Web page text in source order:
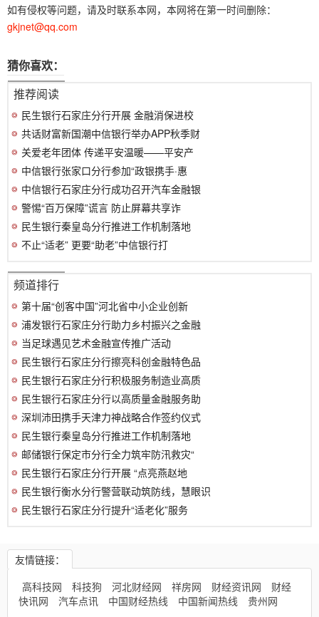
如有侵权等问题，请及时联系本网，本网将在第一时间删除：
gkjnet@qq.com
猜你喜欢：
推荐阅读
民生银行石家庄分行开展 金融消保进校
共话财富新国潮中信银行举办APP秋季财
关爱老年团体 传递平安温暖——平安产
中信银行张家口分行参加“政银携手·惠
中信银行石家庄分行成功召开汽车金融银
警惕“百万保障”谎言 防止屏幕共享诈
民生银行秦皇岛分行推进工作机制落地
不止“适老” 更要“助老”中信银行打
频道排行
第十届“创客中国”河北省中小企业创新
浦发银行石家庄分行助力乡村振兴之金融
当足球遇见艺术金融宣传推广活动
民生银行石家庄分行擦亮科创金融特色品
民生银行石家庄分行积极服务制造业高质
民生银行石家庄分行以高质量金融服务助
深圳沛田携手天津力神战略合作签约仪式
民生银行秦皇岛分行推进工作机制落地
邮储银行保定市分行全力筑牢防汛救灾“
民生银行石家庄分行开展 “点亮燕赵地
民生银行衡水分行警营联动筑防线，慧眼识
民生银行石家庄分行提升“适老化”服务
友情链接：
高科技网
科技狗 河北财经网 祥房网 财经资讯网
财经
快讯网
汽车点讯 中国财经热线 中国新闻热线 贵州网